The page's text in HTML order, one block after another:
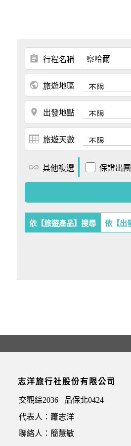
assignment 行程名稱
public 旅遊地區
place 出發地點
旅遊天數
all_inclusive 其他複選 保證出團
依【旅遊產品】搜尋 依【出
志洋旅行社股份有限公司
交觀綜2036
品保北0424
代表人：蕭志洋
聯絡人：簡慧敏